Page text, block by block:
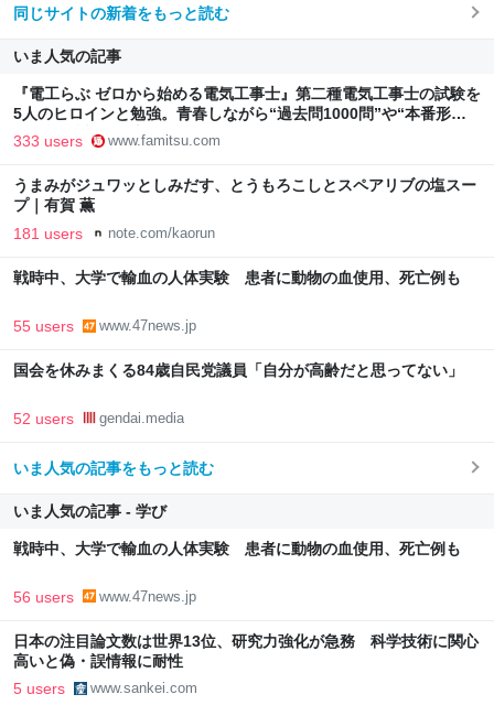
同じサイトの新着をもっと読む
いま人気の記事
『電工らぶ ゼロから始める電気工事士』第二種電気工事士の試験を
5人のヒロインと勉強。青春しながら“過去問1000問”や“本番形式
CBT模擬試験”で本格的に学べるノベルゲーム | ゲーム・エンタメ
最新情報のファミ通.com
333 users www.famitsu.com
うまみがジュワッとしみだす、とうもろこしとスペアリブの塩スー
プ｜有賀 薫
181 users note.com/kaorun
戦時中、大学で輸血の人体実験 患者に動物の血使用、死亡例も
55 users www.47news.jp
国会を休みまくる84歳自民党議員「自分が高齢だと思ってない」
52 users gendai.media
いま人気の記事をもっと読む
いま人気の記事 - 学び
戦時中、大学で輸血の人体実験 患者に動物の血使用、死亡例も
56 users www.47news.jp
日本の注目論文数は世界13位、研究力強化が急務 科学技術に関心
高いと偽・誤情報に耐性
5 users www.sankei.com